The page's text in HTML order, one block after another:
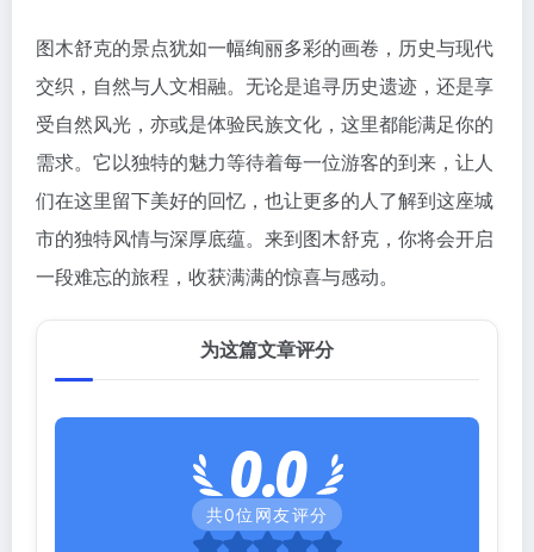
图木舒克的景点犹如一幅绚丽多彩的画卷，历史与现代
交织，自然与人文相融。无论是追寻历史遗迹，还是享
受自然风光，亦或是体验民族文化，这里都能满足你的
需求。它以独特的魅力等待着每一位游客的到来，让人
们在这里留下美好的回忆，也让更多的人了解到这座城
市的独特风情与深厚底蕴。来到图木舒克，你将会开启
一段难忘的旅程，收获满满的惊喜与感动。
为这篇文章评分
0.0
共0位网友评分